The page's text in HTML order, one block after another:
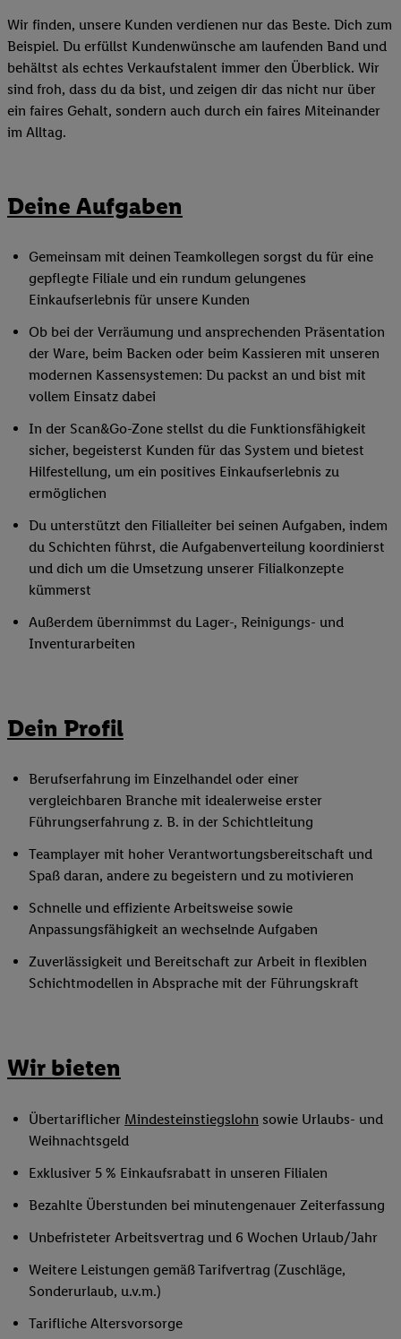
Wir finden, unsere Kunden verdienen nur das Beste. Dich zum
Beispiel. Du erfüllst Kundenwünsche am laufenden Band und
behältst als echtes Verkaufstalent immer den Überblick. Wir
sind froh, dass du da bist, und zeigen dir das nicht nur über
ein faires Gehalt, sondern auch durch ein faires Miteinander
im Alltag.
Deine Aufgaben
Gemeinsam mit deinen Teamkollegen sorgst du für eine
gepflegte Filiale und ein rundum gelungenes
Einkaufserlebnis für unsere Kunden
Ob bei der Verräumung und ansprechenden Präsentation
der Ware, beim Backen oder beim Kassieren mit unseren
modernen Kassensystemen: Du packst an und bist mit
vollem Einsatz dabei
In der Scan&Go-Zone stellst du die Funktionsfähigkeit
sicher, begeisterst Kunden für das System und bietest
Hilfestellung, um ein positives Einkaufserlebnis zu
ermöglichen
Du unterstützt den Filialleiter bei seinen Aufgaben, indem
du Schichten führst, die Aufgabenverteilung koordinierst
und dich um die Umsetzung unserer Filialkonzepte
kümmerst
Außerdem übernimmst du Lager-, Reinigungs- und
Inventurarbeiten
Dein Profil
Berufserfahrung im Einzelhandel oder einer
vergleichbaren Branche mit idealerweise erster
Führungserfahrung z. B. in der Schichtleitung
Teamplayer mit hoher Verantwortungsbereitschaft und
Spaß daran, andere zu begeistern und zu motivieren
Schnelle und effiziente Arbeitsweise sowie
Anpassungsfähigkeit an wechselnde Aufgaben
Zuverlässigkeit und Bereitschaft zur Arbeit in flexiblen
Schichtmodellen in Absprache mit der Führungskraft
Wir bieten
Übertariflicher Mindesteinstiegslohn sowie Urlaubs- und
Weihnachtsgeld
Exklusiver 5 % Einkaufsrabatt in unseren Filialen
Bezahlte Überstunden bei minutengenauer Zeiterfassung
Unbefristeter Arbeitsvertrag und 6 Wochen Urlaub/Jahr
Weitere Leistungen gemäß Tarifvertrag (Zuschläge,
Sonderurlaub, u.v.m.)
Tarifliche Altersvorsorge